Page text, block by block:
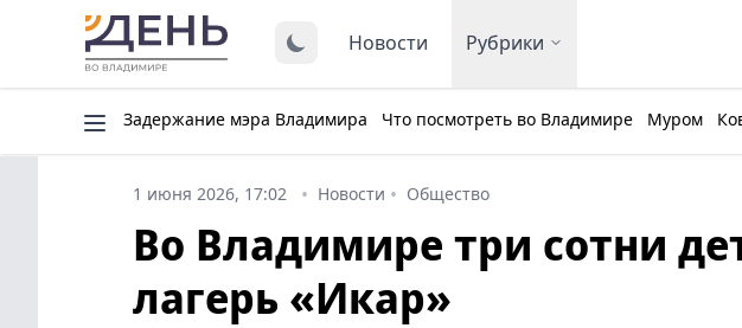
Новости Рубрики
Задержание мэра Владимира Что посмотреть во Владимире Муром
1 июня 2026, 17:02 Новости Общество
Во Владимире три сотни
лагерь «Икар»